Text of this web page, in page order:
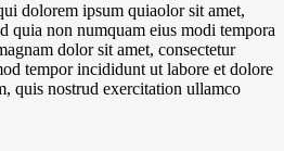
dolorem ipsum quiaolor sit amet,
quia non numquam eius modi tempora
dolor sit amet, consectetur
tempor incididunt ut labore et dolore
quis nostrud exercitation ullamco